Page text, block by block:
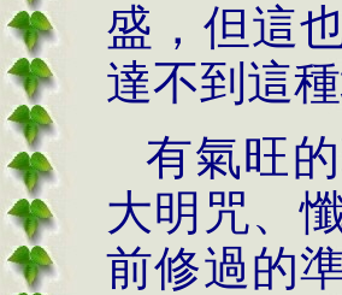
盛，但這
達不到這
有氣旺
大明咒、
前修過的